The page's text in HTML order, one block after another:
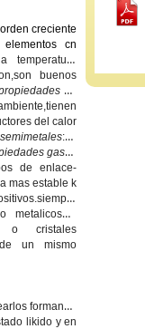
creciente
cn
temperatura
buenos
no
del calor
:se
gases
de enlace-
mas estable k
metalicos k
o cristales
un mismo
formando
likido y en